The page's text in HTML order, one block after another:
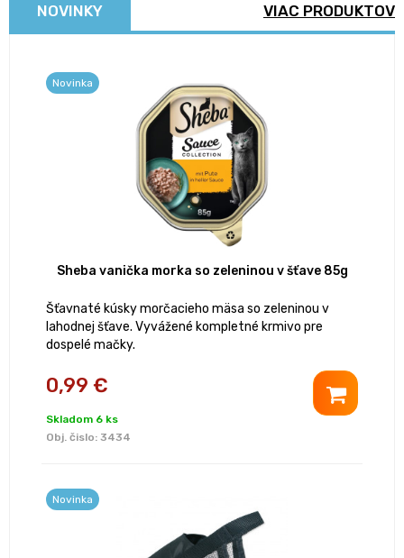
NOVINKY VIAC PRODUKTOV
Novinka
Sheba vanička morka so zeleninou v šťave 85g
Šťavnaté kúsky morčacieho mäsa so zeleninou v
lahodnej šťave. Vyvážené kompletné krmivo pre
dospelé mačky.
0,99 €
Skladom 6 ks
Obj. čislo: 3434
Novinka